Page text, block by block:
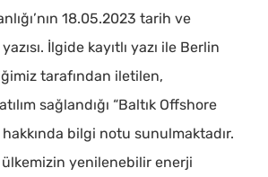
18.05.2023 tarih ve
İlgide kayıtlı yazı ile Berlin
tarafından iletilen,
sağlandığı “Baltık Offshore
bilgi notu sunulmaktadır.
ülkemizin yenilenebilir enerji